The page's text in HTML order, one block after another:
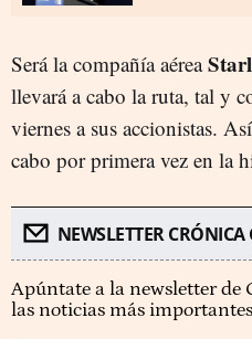
Será la compañía aérea
llevará a cabo la ruta, tal y
viernes a sus accionistas.
cabo por primera vez en la
NEWSLETTER
Apúntate a la newsletter de
las noticias más